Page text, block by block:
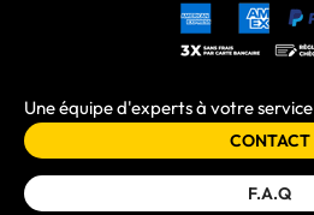
Une équipe d'experts à votre service
CONTACT
F.A.Q